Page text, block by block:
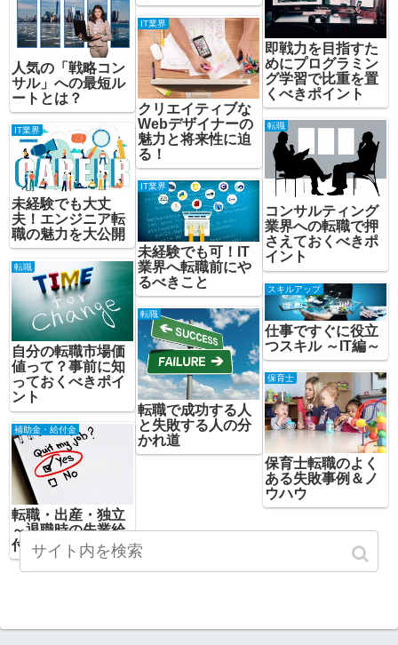
即戦力を目指すた
めにプログラミン
グ学習で比重を置
くべきポイント
人気の「戦略コン
サル」への最短ル
ートとは？
IT業界
クリエイティブな
Webデザイナーの
魅力と将来性に迫
る！
転職
コンサルティング
業界への転職で押
さえておくべきポ
イント
IT業界
未経験でも大丈
夫！エンジニア転
職の魅力を大公開
IT業界
未経験でも可！IT
業界へ転職前にや
るべきこと
転職
自分の転職市場価
値って？事前に知
っておくべきポイ
ント
スキルアップ
仕事ですぐに役立
つスキル ～IT編～
転職
転職で成功する人
と失敗する人の分
かれ道
保育士
保育士転職のよく
ある失敗事例＆ノ
ウハウ
補助金・給付金
転職・出産・独立
～退職時の失業給
付金 まとめ～